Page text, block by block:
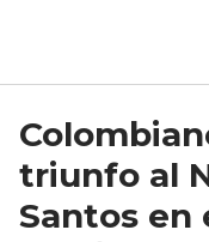
triunfo al
Santos en